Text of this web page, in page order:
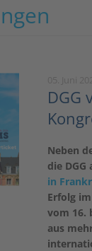
DGG
Neben
die
in
Erfolg
vom 16.
aus